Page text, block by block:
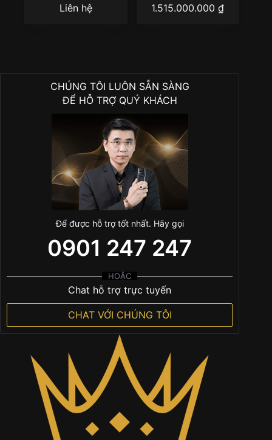
kim cương
Liên hệ
Gold
1.515.000.000₫
CHÚNG TÔI LUÔN SẴN SÀNG
ĐỂ HỖ TRỢ QUÝ KHÁCH
Để được hỗ trợ tốt nhất. Hãy gọi
0901 247 247
HOẶC
Chat hỗ trợ trực tuyến
CHAT VỚI CHÚNG TÔI